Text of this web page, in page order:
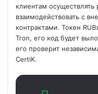
клиентам
взаимодействовать с
контрактами. Токен
Tron, его код будет
его проверит
CertiK.